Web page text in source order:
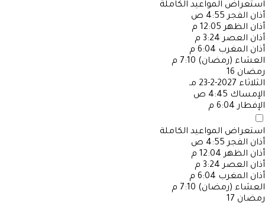
استعراض المواعيد الكاملة
أذان الفجر 4:55 ص
أذان الظهر 12:05 م
أذان العصر 3:24 م
أذان المغرب 6:04 م
العشاء (رمضان) 7:10 م
رمضان 16
الثلاثاء 2027-2-23 مـ
الإمساك 4:45 ص
الإفطار 6:04 م
استعراض المواعيد الكاملة
أذان الفجر 4:55 ص
أذان الظهر 12:04 م
أذان العصر 3:24 م
أذان المغرب 6:04 م
العشاء (رمضان) 7:10 م
رمضان 17